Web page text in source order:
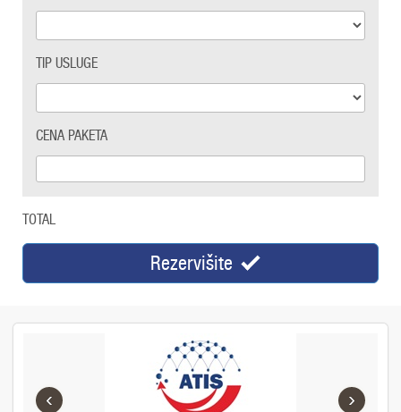
TIP USLUGE
CENA PAKETA
TOTAL
Rezervišite
‹ ›